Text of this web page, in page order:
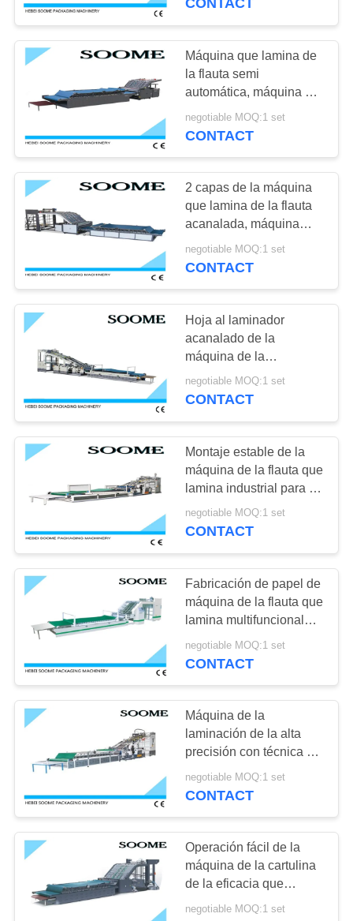
CONTACTA
CON
NOSOTROS
UNA
CITA
VR
MAPA
DEL
SITIO
POLÍTICAS
DE
PRIVACIDAD
cortador
Máquina fina del
marcador de la
cortadora de la
cuchilla
200
Cartón ondulado
máquina de corte
Máquina que lamina
de la flauta
27
máquina del gluer
de la carpeta
39
Máquina que corta
con tintas y que
arruga
CONTACT
Máquina que lamina de
la flauta semi
automática, máquina de
papel del alimentador de
hoja 220V/380V
negotiable MOQ:1 set
CONTACT
2 capas de la máquina
que lamina de la flauta
acanalada, máquina
seca de la laminación
aprobada
negotiable MOQ:1 set
CONTACT
Hoja al laminador
acanalado de la
máquina de la
laminación de hoja con
el alimentador auto
negotiable MOQ:1 set
CONTACT
Montaje estable de la
máquina de la flauta que
lamina industrial para el
papel acanalado
negotiable MOQ:1 set
CONTACT
Fabricación de papel de
máquina de la flauta que
lamina multifuncional
con control eléctrico
negotiable MOQ:1 set
CONTACT
Máquina de la
laminación de la alta
precisión con técnica de
junta apretada del
cortador auto
negotiable MOQ:1 set
CONTACT
Operación fácil de la
máquina de la cartulina
de la eficacia que
lamina alta garantía de 1
negotiable MOQ:1 set